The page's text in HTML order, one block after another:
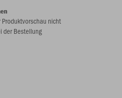
nicht
der Bestellung